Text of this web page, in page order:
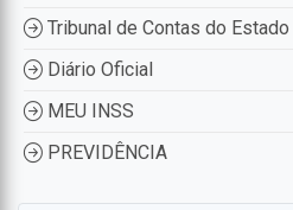
Tribunal de Contas do Estado
Diário Oficial
MEU INSS
PREVIDÊNCIA